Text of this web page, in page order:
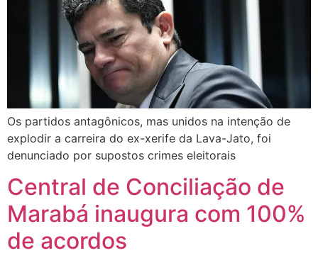
Os partidos antagônicos, mas unidos na intenção de
explodir a carreira do ex-xerife da Lava-Jato, foi
denunciado por supostos crimes eleitorais
Central de Conciliação de
Marabá inaugura com 100%
de acordos